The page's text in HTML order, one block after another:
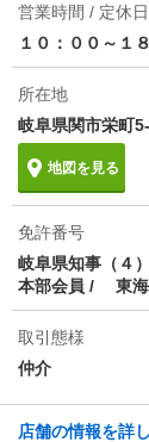
営業時間 / 定休日
１０：００～１
所在地
岐阜県関市栄町
地図を見る
免許番号
岐阜県知事（４
本部会員 / 東海
取引態様
仲介
店舗の情報を詳